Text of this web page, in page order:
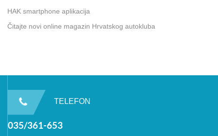
HAK smartphone aplikacija
Čitajte novi online magazin Hrvatskog autokluba
TELEFON
035/361-653